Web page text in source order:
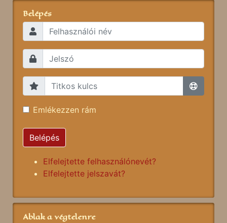
Belépés
Emlékezzen rám
Belépés
Elfelejtette felhasználónevét?
Elfelejtette jelszavát?
Ablak a végtelenre